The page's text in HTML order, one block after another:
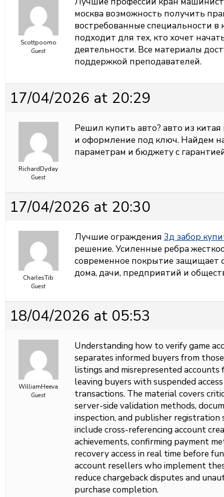
Scottpoomo
Guest
москва возможность получить
востребованные специальности в
подходит для тех, кто хочет
деятельности. Все материалы
поддержкой преподавателей.
17/04/2026 at 20:29
RichardDyday
Guest
Решил купить авто? авто из
и оформление под ключ. Найдем
параметрам и бюджету с
17/04/2026 at 20:30
CharlesTib
Guest
Лучшие ограждения 3д забор
решение. Усиленные ребра
современное покрытие
дома, дачи, предприятий и
18/04/2026 at 05:53
WilliamHeeva
Guest
Understanding how to verify game
separates informed buyers from
listings and misrepresented
leaving buyers with suspended
transactions. The material covers
server-side validation methods,
inspection, and publisher registration
include cross-referencing account
achievements, confirming payment
recovery access in real time before
account resellers who implement
reduce chargeback disputes and
purchase completion.